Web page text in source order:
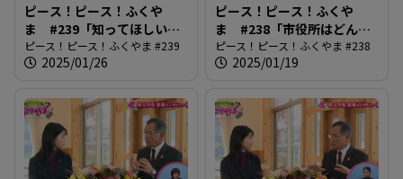
ピース！ピース！ふくや
ま #239「知ってほしい学
校給食」
ピース！ピース！ふくやま #239
2025/01/26
ピース！ピース！ふくや
ま #238「市役所はどんな
仕事しているの？」
ピース！ピース！ふくやま #238
2025/01/19